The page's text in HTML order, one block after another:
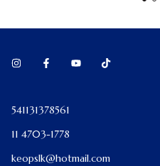
541131378561
11 4703-1778
keopslk@hotmail.com